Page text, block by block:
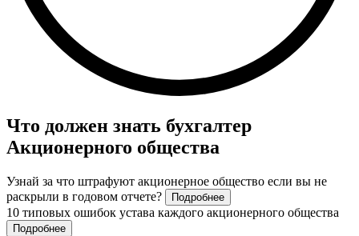
Что должен знать бухгалтер
Акционерного общества
Узнай за что штрафуют акционерное общество если вы не
раскрыли в годовом отчете?
Подробнее
10 типовых ошибок устава каждого акционерного общества
Подробнее